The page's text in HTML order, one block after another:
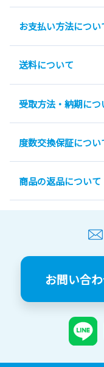
お支払い方法につい
送料について
受取方法・納期につ
度数交換保証につい
商品の返品について
お問い合